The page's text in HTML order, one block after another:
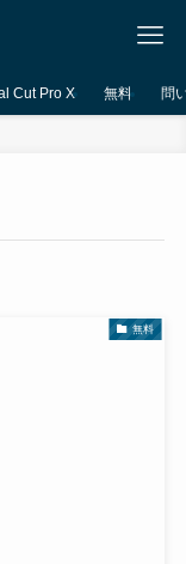
Cut Pro X 無料 問
無料